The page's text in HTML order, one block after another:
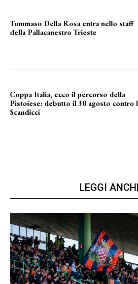
Tommaso Della Rosa entra nello staff
della Pallacanestro Trieste
Coppa Italia, ecco il percorso della
Pistoiese: debutto il 30 agosto contro
Scandicci
LEGGI